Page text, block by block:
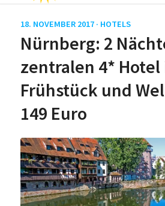
18. NOVEMBER 2017 · HOTELS
Nürnberg: 2
zentralen 4*
Frühstück und
149 Euro